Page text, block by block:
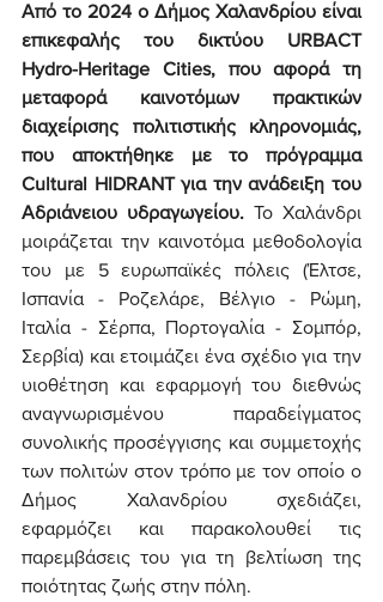
Από το 2024 ο Δήμος Χαλανδρίου είναι
επικεφαλής του δικτύου URBACT
Hydro-Heritage Cities, που αφορά τη
μεταφορά καινοτόμων πρακτικών
διαχείρισης πολιτιστικής κληρονομιάς,
που αποκτήθηκε με το πρόγραμμα
Cultural HIDRANT για την ανάδειξη του
Αδριάνειου υδραγωγείου. Το Χαλάνδρι
μοιράζεται την καινοτόμα μεθοδολογία
του με 5 ευρωπαϊκές πόλεις (Έλτσε,
Ισπανία - Ροζελάρε, Βέλγιο - Ρώμη,
Ιταλία - Σέρπα, Πορτογαλία - Σομπόρ,
Σερβία) και ετοιμάζει ένα σχέδιο για την
υιοθέτηση και εφαρμογή του διεθνώς
αναγνωρισμένου παραδείγματος
συνολικής προσέγγισης και συμμετοχής
των πολιτών στον τρόπο με τον οποίο ο
Δήμος Χαλανδρίου σχεδιάζει,
εφαρμόζει και παρακολουθεί τις
παρεμβάσεις του για τη βελτίωση της
ποιότητας ζωής στην πόλη.